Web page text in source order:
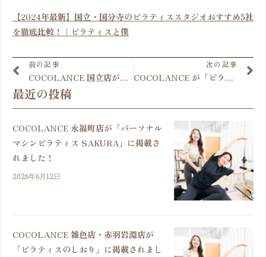
【2024年最新】国立・国分寺のピラティススタジオおすすめ5社
を徹底比較！｜ピラティスと僕
前の記事
COCOLANCE 国立店が「マシンピラティス辞典」さんに掲載されました！
次の記事
COCOLANCE が「ピラティスと僕」さんに掲載されました！
最近の投稿
COCOLANCE 永福町店が「パーソナル
マシンピラティス SAKURA」に掲載さ
れました！
2026年6月12日
COCOLANCE 雑色店・赤羽岩淵店が
「ピラティスのしおり」に掲載されまし